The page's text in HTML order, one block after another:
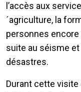
l’accès aux
´agriculture, la
personnes
suite au séisme
désastres.
Durant cette visite